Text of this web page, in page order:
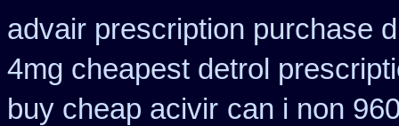
advair prescription purchase
4mg cheapest detrol
buy cheap acivir can i non